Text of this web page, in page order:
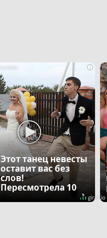
i
Этот танец невесты
оставит вас без
слов!
Пересмотрела 10